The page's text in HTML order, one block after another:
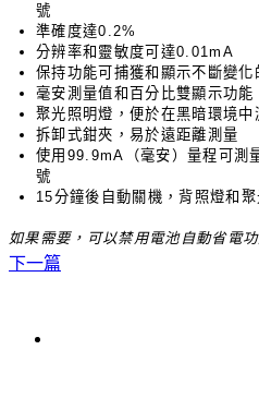
號
準確度達0.2%
分辨率和靈敏度可達0.01mA
保持功能可捕獲和顯示不斷變化
毫安測量值和百分比雙顯示功能
聚光照明燈，便於在黑暗環境中
拆卸式鉗夾，易於遠距離測量
使用 99.9mA （毫安）量程可測
號
15分鐘後自動關機，背照燈和
如果需要，可以禁用電池自動省電
下一篇